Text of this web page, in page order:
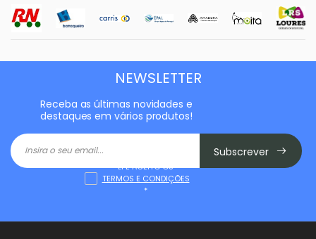
NEWSLETTER
Receba as últimas novidades e
destaques em vários produtos!
Subscrever
LI E ACEITO OS
TERMOS E CONDIÇÕES
*